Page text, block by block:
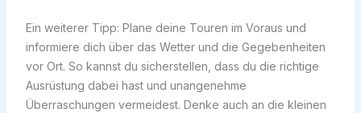
Ein weiterer Tipp: Plane deine Touren im Voraus und
informiere dich über das Wetter und die Gegebenheiten
vor Ort. So kannst du sicherstellen, dass du die richtige
Ausrüstung dabei hast und unangenehme
Überraschungen vermeidest. Denke auch an die kleinen